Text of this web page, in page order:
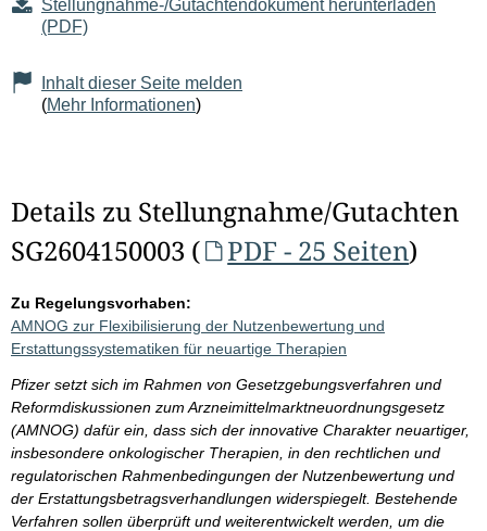
Stellungnahme-/Gutachtendokument herunterladen
(PDF)
Inhalt dieser Seite melden
(Mehr Informationen)
Details zu Stellungnahme/Gutachten
SG2604150003 (
PDF - 25 Seiten)
Zu Regelungsvorhaben:
AMNOG zur Flexibilisierung der Nutzenbewertung und
Erstattungssystematiken für neuartige Therapien
Pfizer setzt sich im Rahmen von Gesetzgebungsverfahren und
Reformdiskussionen zum Arzneimittelmarktneuordnungsgesetz
(AMNOG) dafür ein, dass sich der innovative Charakter neuartiger,
insbesondere onkologischer Therapien, in den rechtlichen und
regulatorischen Rahmenbedingungen der Nutzenbewertung und
der Erstattungsbetragsverhandlungen widerspiegelt. Bestehende
Verfahren sollen überprüft und weiterentwickelt werden, um die